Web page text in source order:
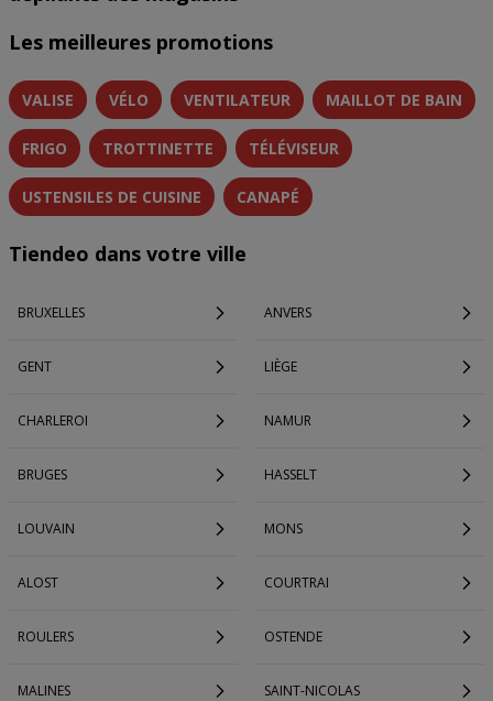
Les meilleures promotions
VALISE VÉLO VENTILATEUR MAILLOT DE BAIN
FRIGO TROTTINETTE TÉLÉVISEUR
USTENSILES DE CUISINE CANAPÉ
Tiendeo dans votre ville
BRUXELLES ANVERS
GENT LIÈGE
CHARLEROI NAMUR
BRUGES HASSELT
LOUVAIN MONS
ALOST COURTRAI
ROULERS OSTENDE
MALINES SAINT-NICOLAS